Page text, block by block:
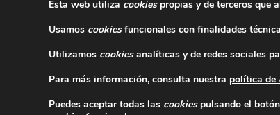
Esta web utiliza cookiespropias y de terceros que
Usamos cookiesfuncionales con finalidades
Utilizamos cookiesanalíticas y de redes sociales
Para más información, consulta nuestra política de
Puedes aceptar todas las cookiespulsando el